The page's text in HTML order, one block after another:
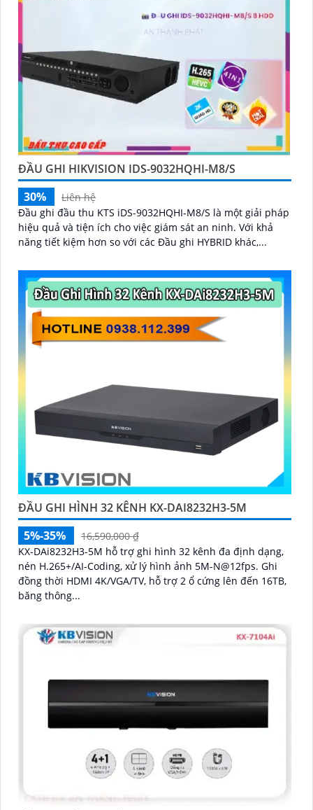
ĐẦU GHI HIKVISION IDS-9032HQHI-M8/S
30%
Liên hệ
Đầu ghi đầu thu KTS iDS-9032HQHI-M8/S là một giải pháp
hiệu quả và tiện ích cho việc giám sát an ninh. Với khả
năng tiết kiệm hơn so với các Đầu ghi HYBRID khác,...
ĐẦU GHI HÌNH 32 KÊNH KX-DAI8232H3-5M
5%-35%
16,590,000 ₫
KX-DAi8232H3-5M hỗ trợ ghi hình 32 kênh đa định dạng,
nén H.265+/AI-Coding, xử lý hình ảnh 5M-N@12fps. Ghi
đồng thời HDMI 4K/VGA/TV, hỗ trợ 2 ổ cứng lên đến 16TB,
băng thông...